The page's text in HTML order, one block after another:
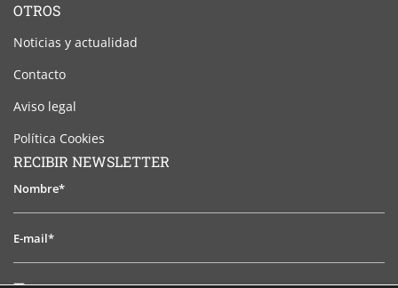
OTROS
Noticias y actualidad
Contacto
Aviso legal
Política Cookies
RECIBIR NEWSLETTER
Nombre*
E-